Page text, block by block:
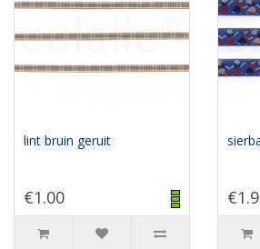
lint bruin geruit
€1.00